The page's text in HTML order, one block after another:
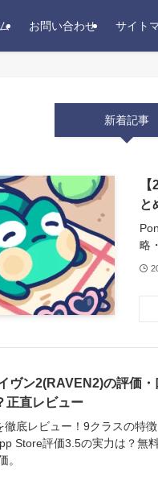
お問い合わせ サイト
新着記事
と
略
ヴン2(RAVEN2)の評価
正直レビュー
徹底レビュー！9クラスの特
Store評価3.5の実力は？無
。